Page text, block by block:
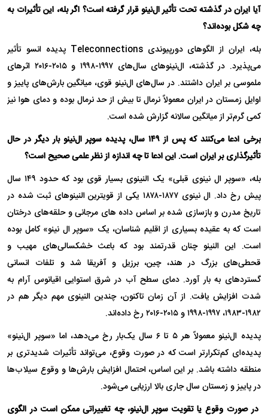
آیا ایران در گذشته تحت تأثیر ال‌نینو قرار گرفته است؟ اگر بله، این تأثیرات به
چه شکل بوده‌اند؟
بله، ایران از الگوهای دورپیوندی Teleconnections پدیده انسو تأثیر
می‌پذیرد. در گذشته، ال‌نینوهای سال‌های ۱۹۹۷-۱۹۹۸ و ۲۰۱۵-۲۰۱۶ اثرهای
ملموسی بر ایران داشتند. در سال‌های ال‌نینو قوی، میانگین بارش‌های پاییز و
اوایل زمستان در ایران معمولاً نرمال تا بیش از حد نرمال بوده و دمای هوا نیز
کمی گرم‌تر از میانگین سالانه گزارش شده است.
برخی ادعا می‌کنند که پس از ۱۴۹ سال، پدیده سوپر ال‌نینو بار دیگر در حال
تأثیرگذاری بر ایران است. این ادعا تا چه اندازه از نظر علمی صحیح است؟
بله، «سوپر ال نینوی قبلی» یک النینوی بسیار قوی بود که حدود ۱۴۹ سال
پیش رخ داد. ال نینوی ۱۸۷۷-۱۸۷۸ یکی از قویترین النینوهای ثبت شده در
تاریخ مدرن و بازسازی شده بر اساس داده های مرجانی و حلقه‌های درختان
است که به عقیده بسیاری از اقلیم شناسان، یک «سوپر ال نینو» کامل بوده
است. این النینو چنان قدرتمند بود که باعث خشکسالی‌های مهیب و
قحطی‌های بزرگ در هند، چین، برزیل و آفریقا شد و تلفات انسانی
گستردهای به بار آورد. دمای سطح آب در شرق استوایی اقیانوس آرام به
شدت افزایش یافت. از آن زمان تاکنون، چندین النینوی مهم دیگر هم در
۱۹۸۲-۱۹۸۳، ۱۹۹۷-۱۹۹۸ و ۲۰۱۵-۲۰۱۶ رخ داده‌اند.
پدیده ال‌نینو معمولاً هر ۵ تا ۶ سال یک‌بار رخ می‌دهد، اما «سوپر ال‌نینو»
پدیده‌ای کم‌تکرارتر است که در صورت وقوع، می‌تواند تأثیرات شدیدتری بر
منطقه داشته باشد. بر این اساس، احتمال افزایش بارش‌ها و وقوع سیلاب‌ها
در پاییز و زمستان سال جاری بالا ارزیابی می‌شود.
در صورت وقوع یا تقویت سوپر ال‌نینو، چه تغییراتی ممکن است در الگوی